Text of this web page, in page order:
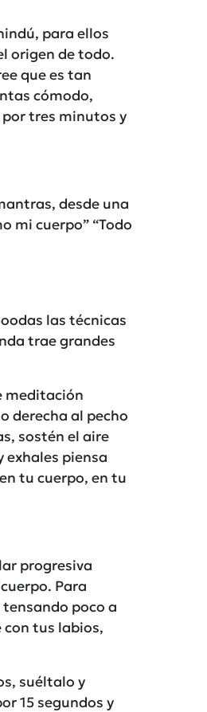
para ellos
origen de todo.
que es tan
cómodo,
tres minutos y
desde una
mi cuerpo” “Todo
las técnicas
trae grandes
meditación
derecha al pecho
sostén el aire
exhales piensa
tu cuerpo, en tu
progresiva
Para
poco a
tus labios,
suéltalo y
15 segundos y